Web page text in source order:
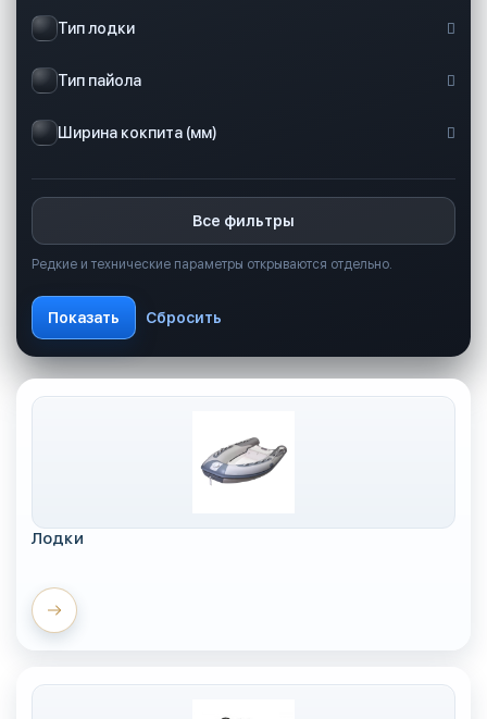
Тип лодки
Тип пайола
Ширина кокпита (мм)
Все фильтры
Редкие и технические параметры открываются отдельно.
Лодки